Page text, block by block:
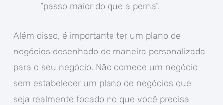
“passo maior do que a perna”.
Além disso, é importante ter um plano de
negócios desenhado de maneira personalizada
para o seu negócio. Não comece um negócio
sem estabelecer um plano de negócios que
seja realmente focado no que você precisa